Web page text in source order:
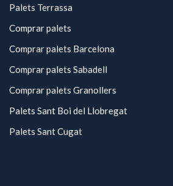
Palets Terrassa
Comprar palets
Comprar palets Barcelona
Comprar palets Sabadell
Comprar palets Granollers
Palets Sant Boi del Llobregat
Palets Sant Cugat